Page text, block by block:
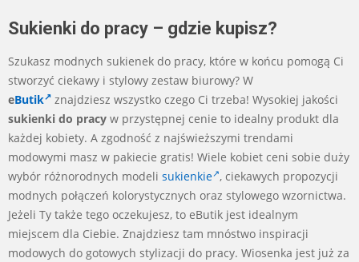
Sukienki do pracy – gdzie kupisz?
Szukasz modnych sukienek do pracy, które w końcu pomogą Ci
stworzyć ciekawy i stylowy zestaw biurowy? W
eButik
znajdziesz wszystko czego Ci trzeba! Wysokiej jakości
sukienki do pracy w przystępnej cenie to idealny produkt dla
każdej kobiety. A zgodność z najświeższymi trendami
modowymi masz w pakiecie gratis! Wiele kobiet ceni sobie duży
wybór różnorodnych modeli sukienkie , ciekawych propozycji
modnych połączeń kolorystycznych oraz stylowego wzornictwa.
Jeżeli Ty także tego oczekujesz, to eButik jest idealnym
miejscem dla Ciebie. Znajdziesz tam mnóstwo inspiracji
modowych do gotowych stylizacji do pracy. Wiosenka jest już za